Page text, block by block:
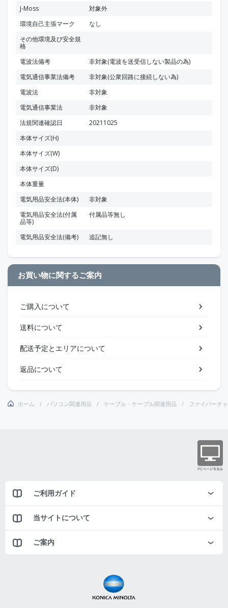
J-Moss
対象外
環境自己主張マーク
なし
その他環境及び安全規
格
電波法備考
非対象(電波を送受信しない製品の為)
電気通信事業法備考
非対象(公衆回路に接続しない為)
電波法
非対象
電気通信事業法
非対象
法規関連確認日
20211025
本体サイズ(H)
本体サイズ(W)
本体サイズ(D)
本体重量
電気用品安全法(本体)
非対象
電気用品安全法(付属
品等)
付属品等無し
電気用品安全法(備考) 追記無し
お買い物に関するご案内
ご購入について
送料について
配送予定とエリアについて
返品について
ホーム パソコン関連用品 ケーブル・ケーブル関連用品 ファイバーチ
ご利用ガイド
当サイトについて
ご案内